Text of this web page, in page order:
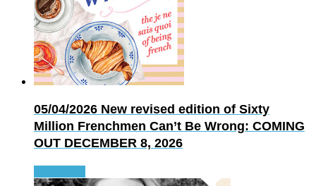
05/04/2026 New revised edition of Sixty
Million Frenchmen Can’t Be Wrong: COMING
OUT DECEMBER 8, 2026